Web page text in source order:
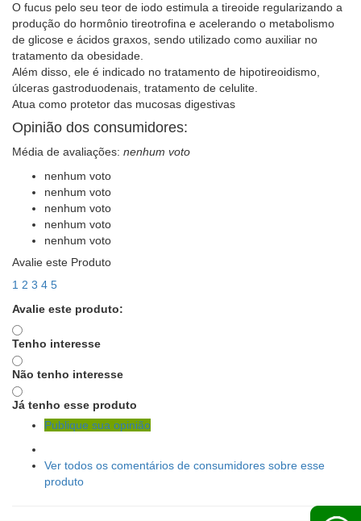
O fucus pelo seu teor de iodo estimula a tireoide regularizando a
produção do hormônio tireotrofina e acelerando o metabolismo
de glicose e ácidos graxos, sendo utilizado como auxiliar no
tratamento da obesidade.
Além disso, ele é indicado no tratamento de hipotireoidismo,
úlceras gastroduodenais, tratamento de celulite.
Atua como protetor das mucosas digestivas
Opinião dos consumidores:
Média de avaliações: nenhum voto
nenhum voto
nenhum voto
nenhum voto
nenhum voto
nenhum voto
Avalie este Produto
1 2 3 4 5
Avalie este produto:
Tenho interesse
Não tenho interesse
Já tenho esse produto
Publique sua opinião
Ver todos os comentários de consumidores sobre esse
produto